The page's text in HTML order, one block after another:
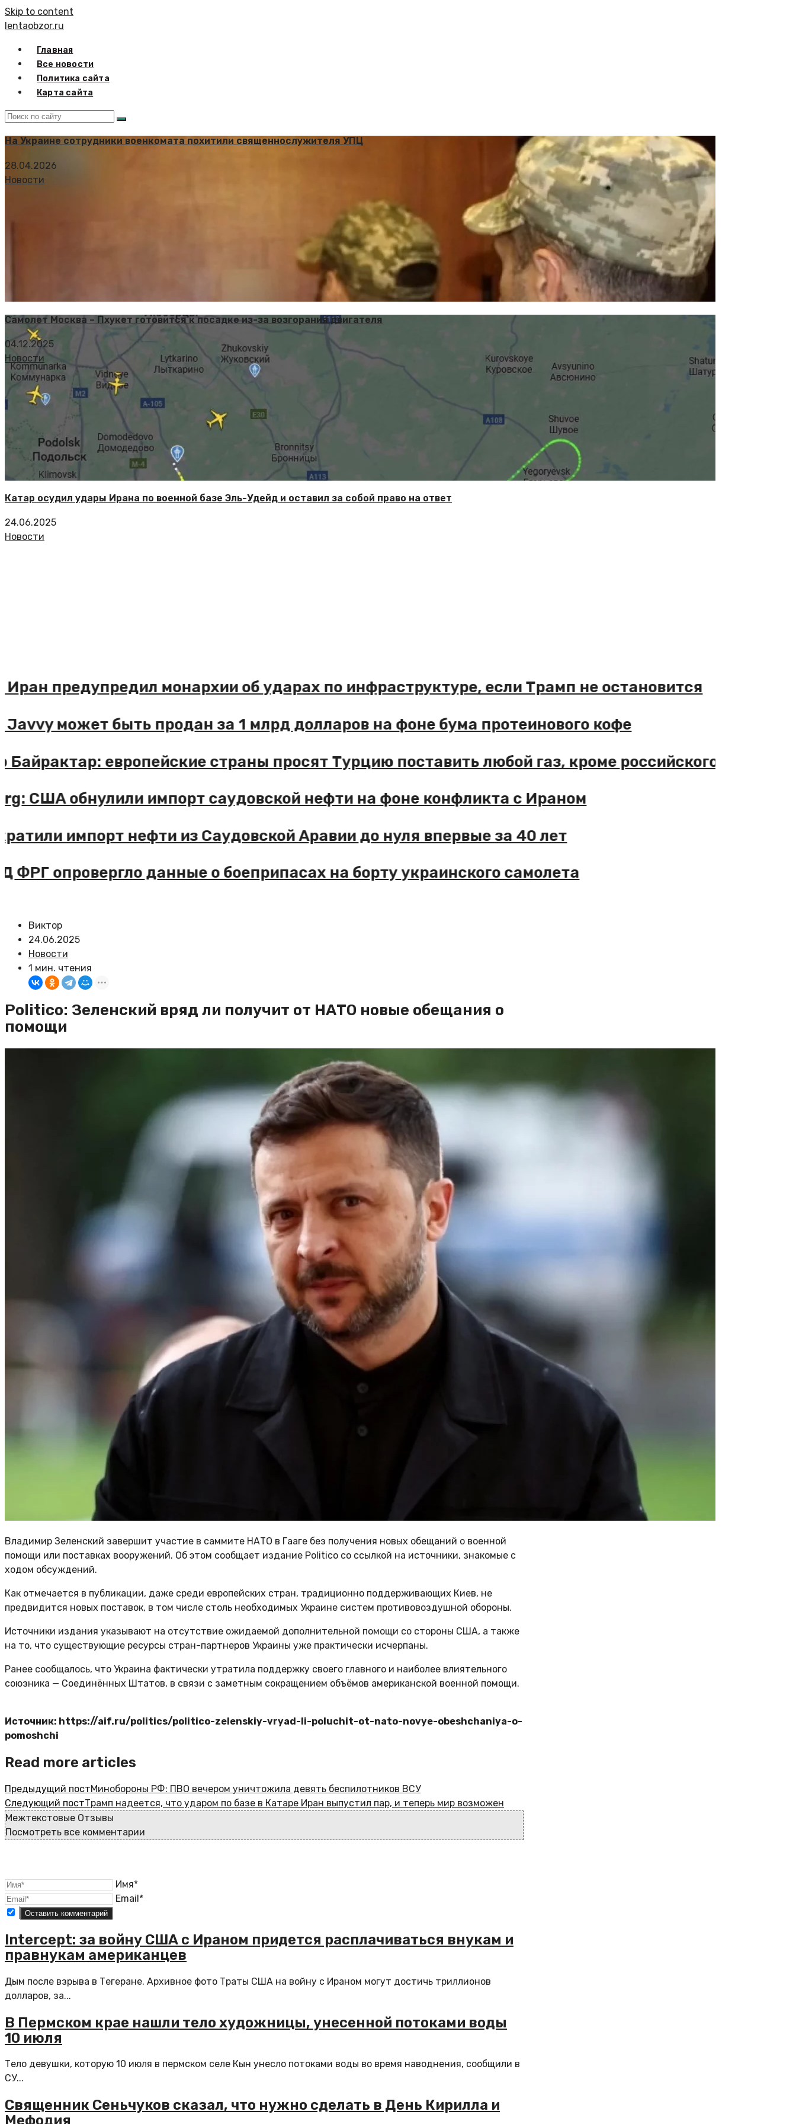
Skip to content
lentaobzor.ru
Главная
Все новости
Политика сайта
Карта сайта
На Украине сотрудники военкомата похитили священнослужителя УПЦ
28.04.2026
Новости
Самолет Москва – Пхукет готовится к посадке из-за возгорания двигателя
04.12.2025
Новости
Катар осудил удары Ирана по военной базе Эль-Удейд и оставил за собой право на ответ
24.06.2025
Новости
Иран предупредил монархии об ударах по инфраструктуре, если Трамп не остановится
Javvy может быть продан за 1 млрд долларов на фоне бума протеинового кофе
Байрактар: европейские страны просят Турцию поставить любой газ, кроме российского
США обнулили импорт саудовской нефти на фоне конфликта с Ираном
сократили импорт нефти из Саудовской Аравии до нуля впервые за 40 лет
МВД ФРГ опровергло данные о боеприпасах на борту украинского самолета
Виктор
24.06.2025
Новости
1 мин. чтения
Politico: Зеленский вряд ли получит от НАТО новые обещания о
помощи
Владимир Зеленский завершит участие в саммите НАТО в Гааге без получения новых обещаний о военной
помощи или поставках вооружений. Об этом сообщает издание Politico со ссылкой на источники, знакомые с
ходом обсуждений.
Как отмечается в публикации, даже среди европейских стран, традиционно поддерживающих Киев, не
предвидится новых поставок, в том числе столь необходимых Украине систем противовоздушной обороны.
Источники издания указывают на отсутствие ожидаемой дополнительной помощи со стороны США, а также
на то, что существующие ресурсы стран-партнеров Украины уже практически исчерпаны.
Ранее сообщалось, что Украина фактически утратила поддержку своего главного и наиболее влиятельного
союзника — Соединённых Штатов, в связи с заметным сокращением объёмов американской военной помощи.
Источник: https://aif.ru/politics/politico-zelenskiy-vryad-li-poluchit-ot-nato-novye-obeshchaniya-o-
pomoshchi
Read more articles
Предыдущий постМинобороны РФ: ПВО вечером уничтожила девять беспилотников ВСУ
Следующий постТрамп надеется, что ударом по базе в Катаре Иран выпустил пар, и теперь мир возможен
Межтекстовые Отзывы
Посмотреть все комментарии
Имя*
Email*
Intercept: за войну США с Ираном придется расплачиваться внукам и
правнукам американцев
Дым после взрыва в Тегеране. Архивное фото Траты США на войну с Ираном могут достичь триллионов
долларов, за...
В Пермском крае нашли тело художницы, унесенной потоками воды
10 июля
Тело девушки, которую 10 июля в пермском селе Кын унесло потоками воды во время наводнения, сообщили в
СУ...
Священник Сеньчуков сказал, что нужно сделать в День Кирилла и
Мефодия